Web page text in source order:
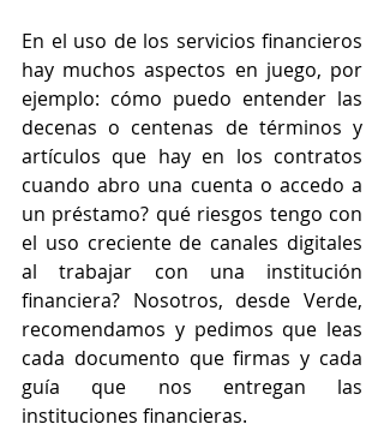
En el uso de los servicios financieros
hay muchos aspectos en juego, por
ejemplo: cómo puedo entender las
decenas o centenas de términos y
artículos que hay en los contratos
cuando abro una cuenta o accedo a
un préstamo? qué riesgos tengo con
el uso creciente de canales digitales
al trabajar con una institución
financiera? Nosotros, desde Verde,
recomendamos y pedimos que leas
cada documento que firmas y cada
guía que nos entregan las
instituciones financieras.